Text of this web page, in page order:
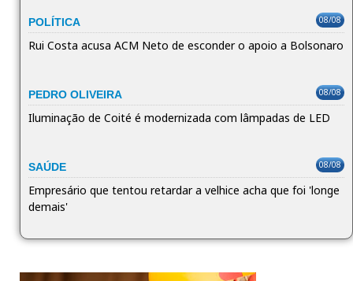
POLÍTICA 08/08
Rui Costa acusa ACM Neto de esconder o apoio a Bolsonaro
PEDRO OLIVEIRA 08/08
Iluminação de Coité é modernizada com lâmpadas de LED
SAÚDE 08/08
Empresário que tentou retardar a velhice acha que foi 'longe
demais'